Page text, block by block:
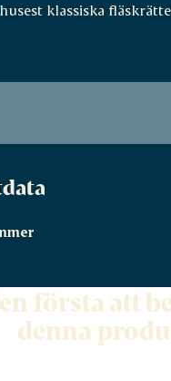
klassiska
första att
denna